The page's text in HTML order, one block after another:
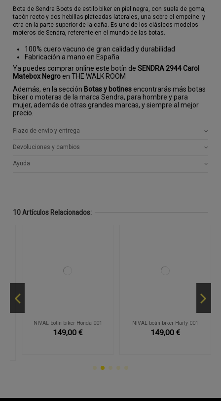
Bota de Sendra Boots de estilo biker en piel negra, con suela de goma,
tacón recto y dos hebillas plateadas laterales, una sobre el empeine y
otra en la parte superior de la caña. Es uno de los clásicos modelos
moteros de Sendra, referente en el mundo de las botas.
100% cuero vacuno de gran calidad y durabilidad
Fabricación a mano en España
Ya puedes comprar online este botín deSENDRA 2944 Carol
Matebox Negro en THE WALK ROOM
Además, en la sección Botas y botines encontrarás más botas
biker o moteras de la marca Sendra, para hombre y para
mujer, además de otras grandes marcas, y siempre al mejor
precio.
Plazo de envío y entrega
Devoluciones y cambios
Ayuda
10 Artículos Relacionados:
NIVAL botín biker Honda 001
149,00 €
NIVAL botin biker Harly 001
149,00 €